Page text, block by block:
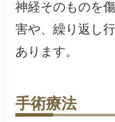
神経そのものを
害や、繰り返し
あります。
手術療法